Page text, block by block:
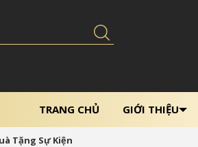
TRANG CHỦ GIỚI THIỆU
Tặng Sự Kiện